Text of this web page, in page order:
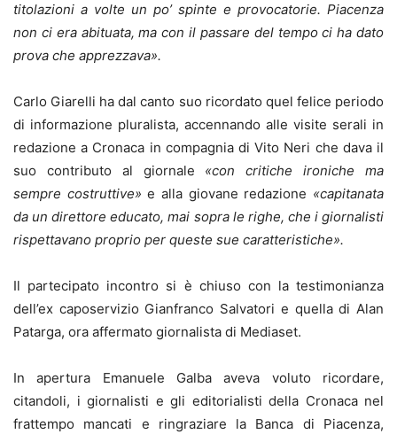
titolazioni a volte un po’ spinte e provocatorie. Piacenza
non ci era abituata, ma con il passare del tempo ci ha dato
prova che apprezzava».
Carlo Giarelli ha dal canto suo ricordato quel felice periodo
di informazione pluralista, accennando alle visite serali in
redazione a Cronaca in compagnia di Vito Neri che dava il
suo contributo al giornale «con critiche ironiche ma
sempre costruttive» e alla giovane redazione «capitanata
da un direttore educato, mai sopra le righe, che i giornalisti
rispettavano proprio per queste sue caratteristiche».
Il partecipato incontro si è chiuso con la testimonianza
dell’ex caposervizio Gianfranco Salvatori e quella di Alan
Patarga, ora affermato giornalista di Mediaset.
In apertura Emanuele Galba aveva voluto ricordare,
citandoli, i giornalisti e gli editorialisti della Cronaca nel
frattempo mancati e ringraziare la Banca di Piacenza,